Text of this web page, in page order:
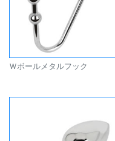
Ｗボールメタルフック